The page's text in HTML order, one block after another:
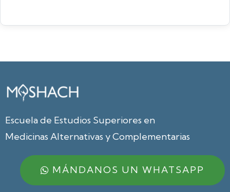
Escuela de Estudios Superiores en
Medicinas Alternativas y Complementarias
MÁNDANOS UN WHATSAPP